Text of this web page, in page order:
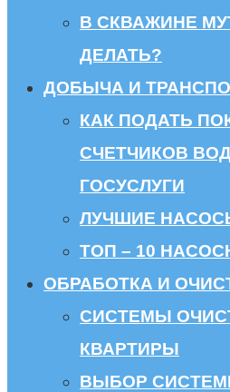
В СКВАЖИНЕ
ДЕЛАТЬ?
ДОБЫЧА И
КАК ПОДАТЬ
СЧЕТЧИКОВ
ГОСУСЛУГИ
ЛУЧШИЕ
ТОП – 10
ОБРАБОТКА И
СИСТЕМЫ
КВАРТИРЫ
ВЫБОР